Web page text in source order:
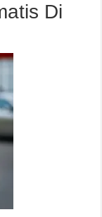
Di